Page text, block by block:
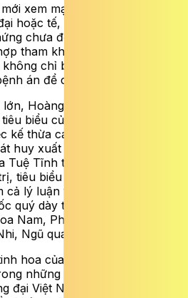
xem mạch lần đầu, nếu
hoặc tế, như muốn tuyệt,
chưa đến nỗi khó khăn,
tham khảo với Vọng, Văn,
chỉ bằng căn cứ vào một
án để chứng minh điều ấy.
Hoàng Nguyên Cát được
biểu của nền y học dân tộc
kế thừa các cổ phương sử dụng
huy xuất sắc tư tưởng “Nam
Tĩnh thiền sư. Ông để lại
tiêu biểu là Quỳ viên gia học
cả lý luận y học, kinh nghiệm trị
quý dày trên 1000 trang trị đủ
Nam, Phụ, Lão, Ấu trị được
Ngũ quan, tạp bệnh.
hoa của Y học cổ truyền,
những công trình Y học
đại Việt Nam và các cuốn kinh